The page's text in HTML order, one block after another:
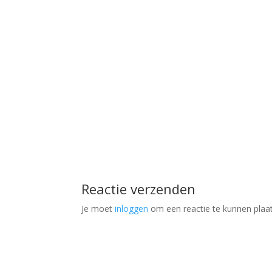
Reactie verzenden
Je moetinloggen om een reactie te kunnen